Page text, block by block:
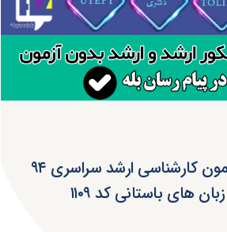
دانلود سوالات آزمون کارشناسی ارشد سراسری ۹۴
های باستانی کد ۱۱۰۹